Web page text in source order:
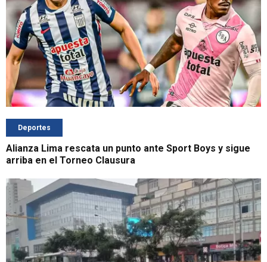
Deportes
Alianza Lima rescata un punto ante Sport Boys y sigue
arriba en el Torneo Clausura